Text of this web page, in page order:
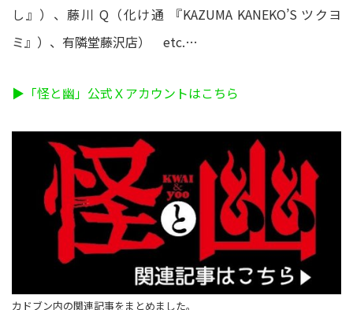
し』）、藤川 Q（化け通 『KAZUMA KANEKO’S ツクヨ
ミ』）、有隣堂藤沢店） etc.…
▶「怪と幽」公式Ｘアカウントはこちら
カドブン内の関連記事をまとめました。